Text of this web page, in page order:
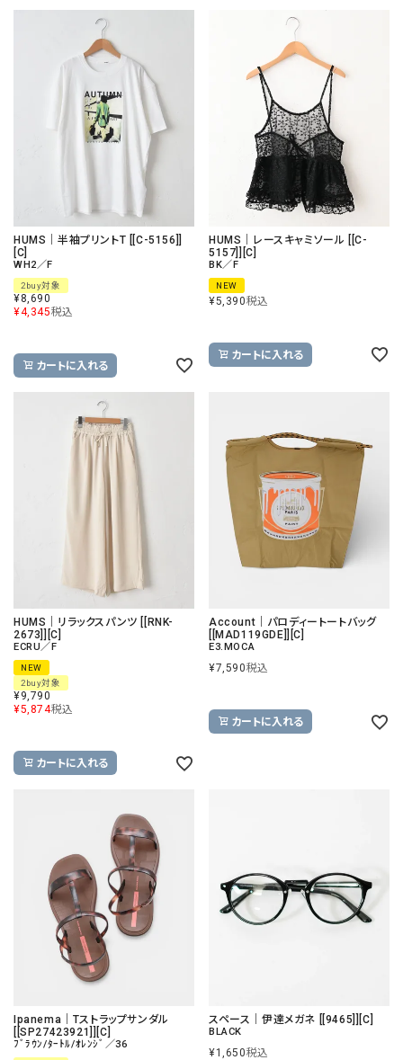
HUMS｜半袖プリントT [[C-5156]]
[C]
WH2／F
2buy対象
¥8,690
¥4,345税込
カートに入れる
HUMS｜レースキャミソール [[C-
5157]][C]
BK／F
NEW
¥5,390税込
カートに入れる
HUMS｜リラックスパンツ [[RNK-
2673]][C]
ECRU／F
NEW
2buy対象
¥9,790
¥5,874税込
カートに入れる
Account｜パロディートートバッグ
[[MAD119GDE]][C]
E3.MOCA
¥7,590税込
カートに入れる
Ipanema｜Tストラップサンダル
[[SP27423921]][C]
ﾌﾞﾗｳﾝ/ﾀｰﾄﾙ/ｵﾚﾝｼﾞ／36
スペース｜伊達メガネ [[9465]][C]
BLACK
¥1,650税込